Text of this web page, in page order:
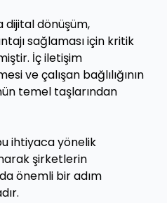
dijital dönüşüm,
sağlaması için kritik
İç iletişim
ve çalışan bağlılığının
temel taşlarından
ihtiyaca yönelik
şirketlerin
önemli bir adım